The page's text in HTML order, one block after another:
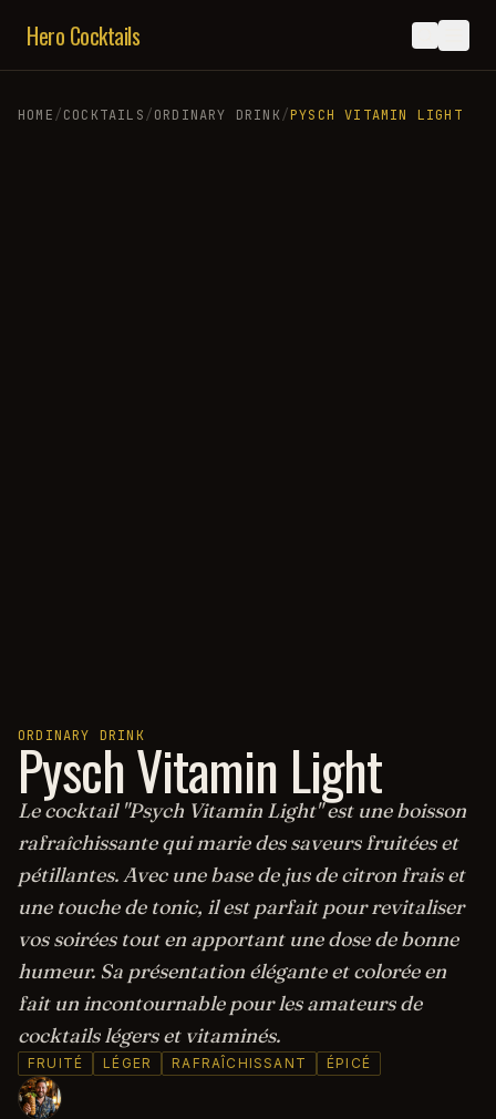
Hero Cocktails
HOME/COCKTAILS/ORDINARY DRINK/PYSCH VITAMIN LIGHT
ORDINARY DRINK
Pysch Vitamin Light
Le cocktail "Psych Vitamin Light" est une boisson
rafraîchissante qui marie des saveurs fruitées et
pétillantes. Avec une base de jus de citron frais et
une touche de tonic, il est parfait pour revitaliser
vos soirées tout en apportant une dose de bonne
humeur. Sa présentation élégante et colorée en
fait un incontournable pour les amateurs de
cocktails légers et vitaminés.
FRUITÉ LÉGER RAFRAÎCHISSANT ÉPICÉ